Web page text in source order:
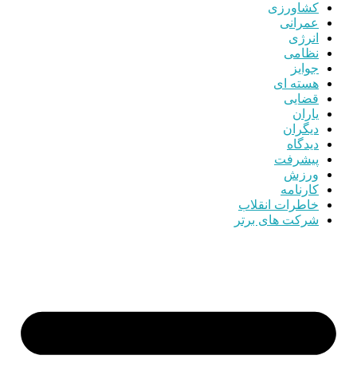
کشاورزی
عمرانی
انرژی
نظامی
جوایز
هسته ای
قضایی
یاران
دیگران
دیدگاه
پیشرفت
ورزش
کارنامه
خاطرات انقلاب
شرکت های برتر